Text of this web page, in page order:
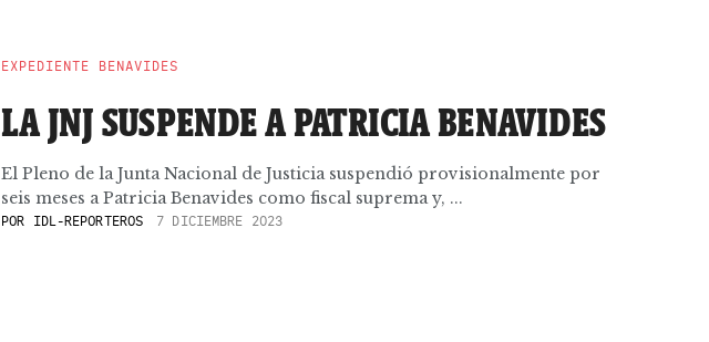
EXPEDIENTE BENAVIDES
LA JNJ SUSPENDE A PATRICIA BENAVIDES
El Pleno de la Junta Nacional de Justicia suspendió provisionalmente por
seis meses a Patricia Benavides como fiscal suprema y, ...
POR IDL-REPORTEROS 7 DICIEMBRE 2023